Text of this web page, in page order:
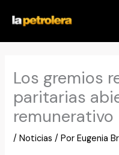
contenido
Los gremios
paritarias
remunerativo
/Noticias / PorEugenia